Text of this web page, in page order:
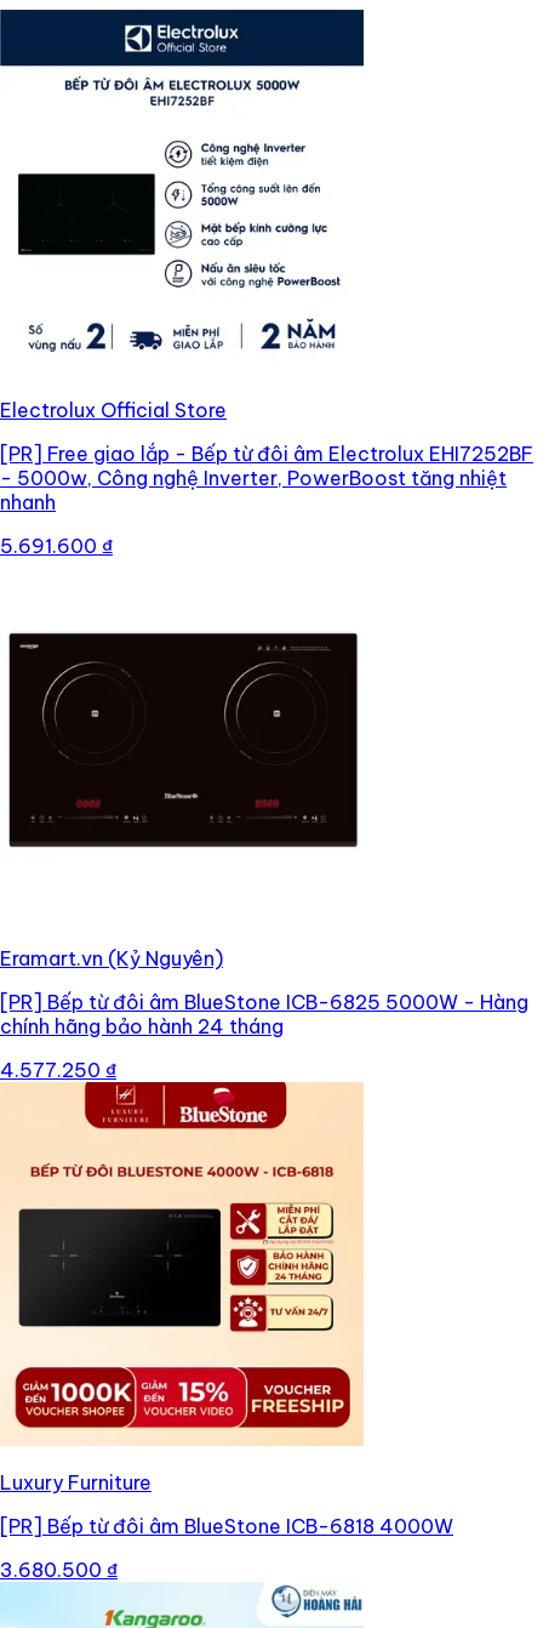
Electrolux Official Store
[PR] Free giao lắp - Bếp từ đôi âm Electrolux EHI7252BF
- 5000w, Công nghệ Inverter, PowerBoost tăng nhiệt
nhanh
5.691.600 ₫
Eramart.vn (Kỷ Nguyên)
[PR] Bếp từ đôi âm BlueStone ICB-6825 5000W - Hàng
chính hãng bảo hành 24 tháng
4.577.250 ₫
Luxury Furniture
[PR] Bếp từ đôi âm BlueStone ICB-6818 4000W
3.680.500 ₫